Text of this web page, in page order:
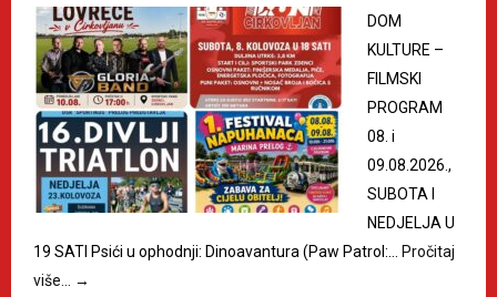
DOM
KULTURE –
FILMSKI
PROGRAM
08. i
09.08.2026.,
SUBOTA I
NEDJELJA U
19 SATI Psići u ophodnji: Dinoavantura (Paw Patrol:… Pročitaj
više…
→